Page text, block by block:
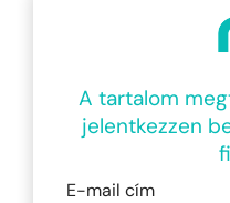
A tartalom
jelentkezzen
E-mail cím